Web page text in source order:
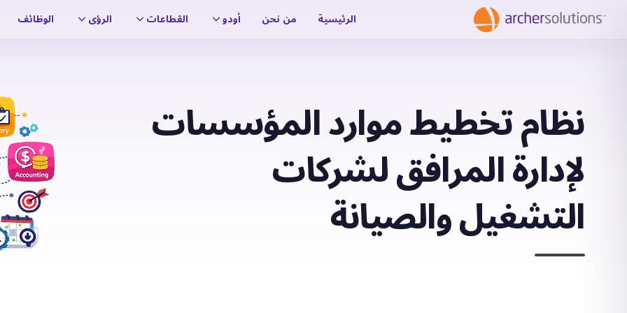
الرئيسية من نحن أودو القطاعات الرؤى الوظائف
نظام تخطيط موارد المؤسسات
لإدارة المرافق لشركات
التشغيل والصيانة